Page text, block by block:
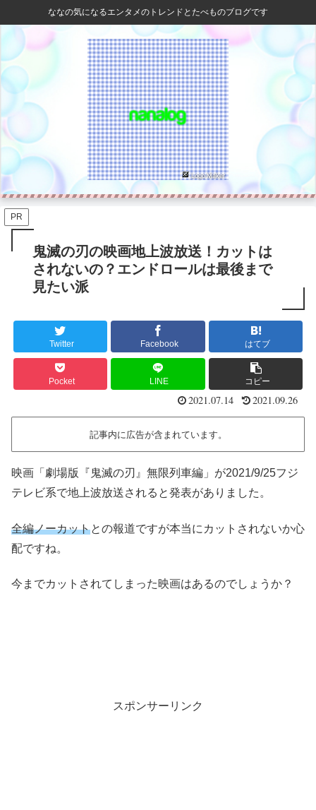
ななの気になるエンタメのトレンドとたべものブログです
PR
鬼滅の刃の映画地上波放送！カットは
されないの？エンドロールは最後まで
見たい派
Twitter Facebook はてブ
Pocket LINE コピー
2021.07.14 2021.09.26
記事内に広告が含まれています。
映画「劇場版『鬼滅の刃』無限列車編」が2021/9/25フジ
テレビ系で地上波放送されると発表がありました。
全編ノーカットとの報道ですが本当にカットされないか心
配ですね。
今までカットされてしまった映画はあるのでしょうか？
スポンサーリンク